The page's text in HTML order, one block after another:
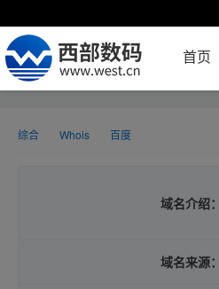
首页
综合 Whois 百度
域名介绍：
域名来源：